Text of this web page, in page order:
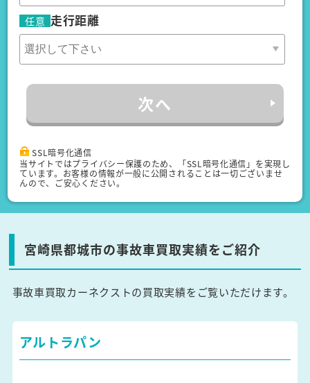
任意 走行距離
次へ
SSL暗号化通信
当サイトではプライバシー保護のため、「SSL暗号化通信」を実現し
ています。お客様の情報が一般に公開されることは一切ございませ
んので、ご安心ください。
宮崎県都城市の事故車買取実績をご紹介
事故車買取カーネクストの買取実績をご覧いただけます。
アルトラパン